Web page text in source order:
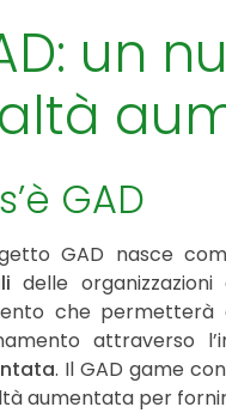
un
GAD
GAD nasce
delle
che
attraverso
. Il GAD game
aumentata per